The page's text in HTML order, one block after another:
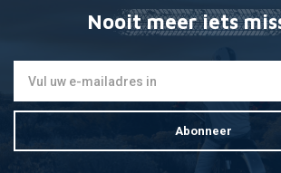
Nooit meer iets
Abonneer